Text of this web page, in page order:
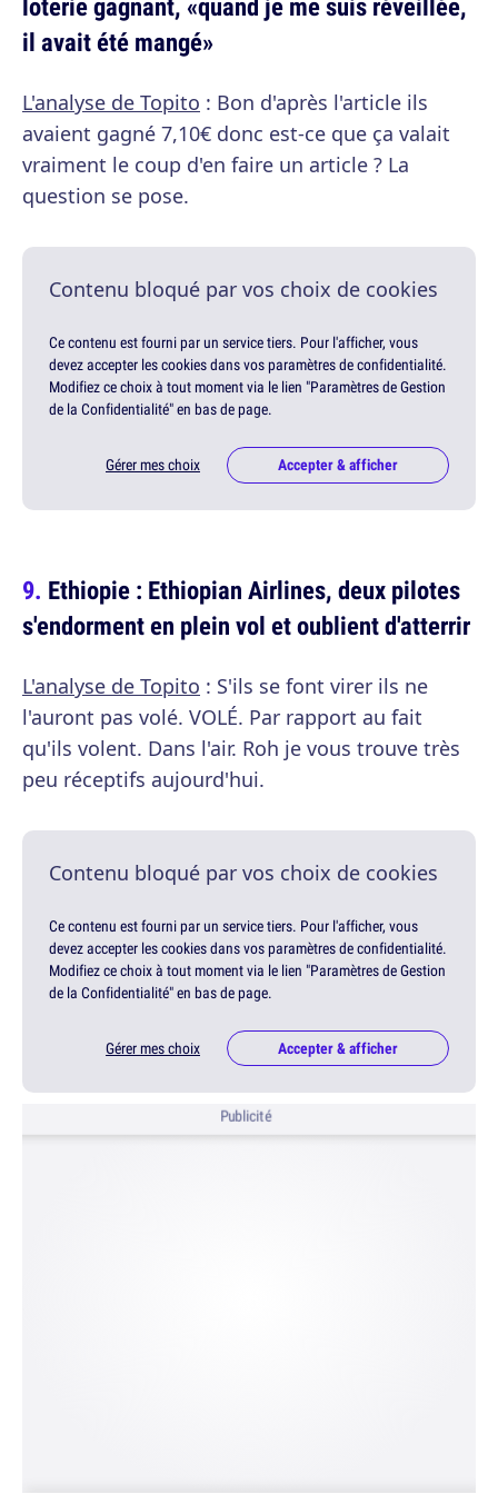
il avait été mangé»
L'analyse de Topito : Bon d'après l'article ils
avaient gagné 7,10€ donc est-ce que ça valait
vraiment le coup d'en faire un article ? La
question se pose.
Contenu bloqué par vos choix de cookies
Ce contenu est fourni par un service tiers. Pour l'afficher, vous
devez accepter les cookies dans vos paramètres de confidentialité.
Modifiez ce choix à tout moment via le lien "Paramètres de Gestion
de la Confidentialité" en bas de page.
Gérer mes choix Accepter & afficher
Ethiopie : Ethiopian Airlines, deux pilotes
s'endorment en plein vol et oublient d'atterrir
L'analyse de Topito : S'ils se font virer ils ne
l'auront pas volé. VOLÉ. Par rapport au fait
qu'ils volent. Dans l'air. Roh je vous trouve très
peu réceptifs aujourd'hui.
Contenu bloqué par vos choix de cookies
Ce contenu est fourni par un service tiers. Pour l'afficher, vous
devez accepter les cookies dans vos paramètres de confidentialité.
Modifiez ce choix à tout moment via le lien "Paramètres de Gestion
de la Confidentialité" en bas de page.
Gérer mes choix Accepter & afficher
Publicité